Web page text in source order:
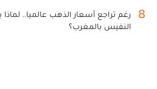
8
رغم تراجع أسعار الذهب عالميا..
النفيس بالمغرب؟